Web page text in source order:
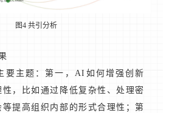
图4 共引分析
要主题：第一，AI如何增强创新
，比如通过降低复杂性、处理密
提高组织内部的形式合理性；第